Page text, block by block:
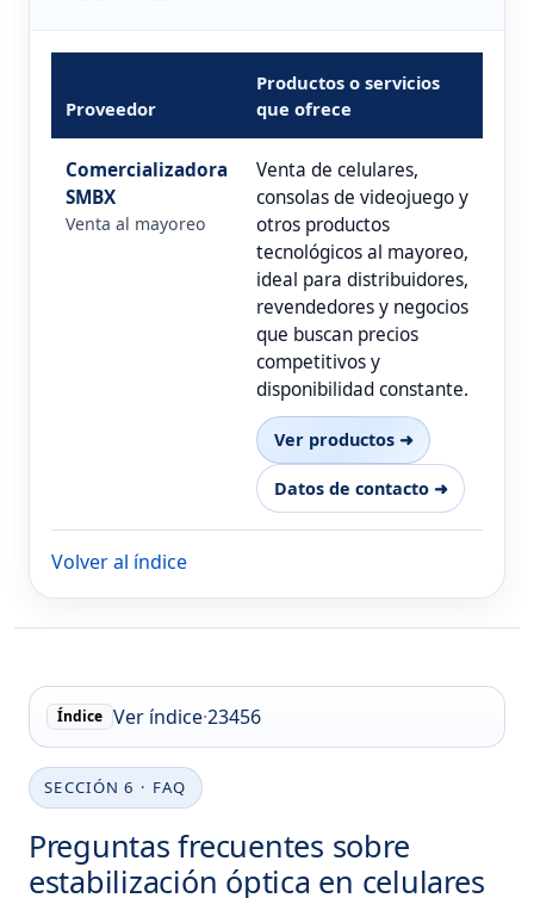
Proveedor
Productos o servicios
que ofrece
Comercializadora
SMBX
Venta al mayoreo
Venta de celulares,
consolas de videojuego y
otros productos
tecnológicos al mayoreo,
ideal para distribuidores,
revendedores y negocios
que buscan precios
competitivos y
disponibilidad constante.
Ver productos ➜
Datos de contacto ➜
Volver al índice
Índice Ver índice·23456
SECCIÓN 6 · FAQ
Preguntas frecuentes sobre
estabilización óptica en celulares